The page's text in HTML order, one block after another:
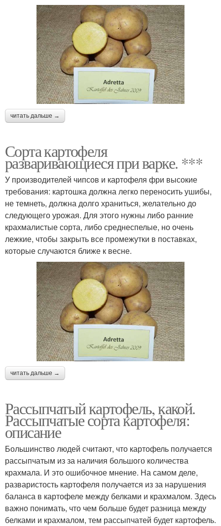
читать дальше →
Сорта картофеля
разваривающиеся при варке. ***
У производителей чипсов и картофеля фри высокие
требования: картошка должна легко переносить ушибы,
не темнеть, должна долго храниться, желательно до
следующего урожая. Для этого нужны либо ранние
крахмалистые сорта, либо среднеспелые, но очень
лежкие, чтобы закрыть все промежутки в поставках,
которые случаются ближе к весне.
читать дальше →
Рассыпчатый картофель, какой.
Рассыпчатые сорта картофеля:
описание
Большинство людей считают, что картофель получается
рассыпчатым из за наличия большого количества
крахмала. И это ошибочное мнение. На самом деле,
разваристость картофеля получается из за нарушения
баланса в картофеле между белками и крахмалом. Здесь
важно понимать, что чем больше будет разница между
белками и крахмалом, тем рассыпчатей будет картофель.